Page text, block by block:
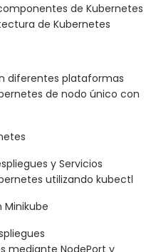
de Kubernetes
de Kubernetes
diferentes plataformas
de nodo único con
y Servicios
utilizando kubectl
Minikube